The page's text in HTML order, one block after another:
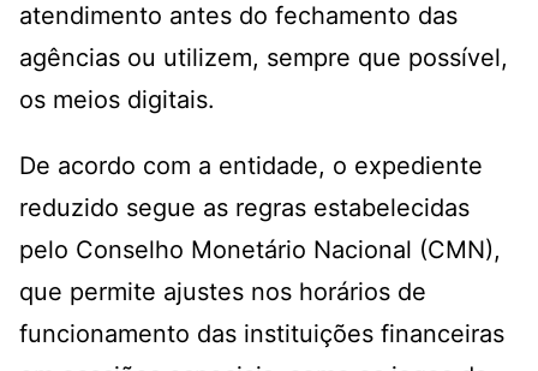
atendimento antes do fechamento das
agências ou utilizem, sempre que possível,
os meios digitais.
De acordo com a entidade, o expediente
reduzido segue as regras estabelecidas
pelo Conselho Monetário Nacional (CMN),
que permite ajustes nos horários de
funcionamento das instituições financeiras